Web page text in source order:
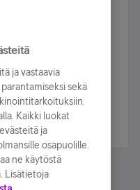
voita!
arvonnassa.
ja vastaavia
sekä
Kaikki luokat
ja
osapuolille.
ne käytöstä
Lisätietoja